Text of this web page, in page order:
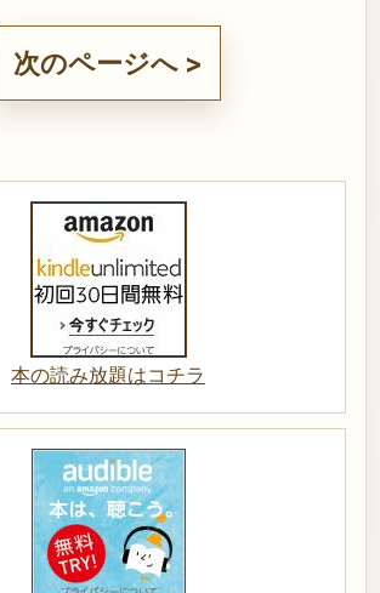
次のページへ >
本の読み放題はコチラ